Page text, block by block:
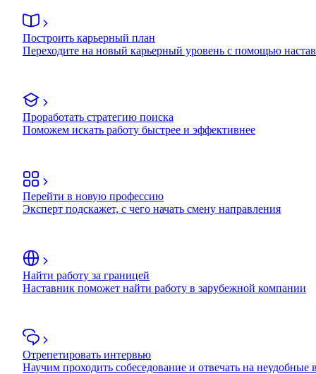
Построить карьерный план
Переходите на новый карьерный уровень с помощью
Проработать стратегию поиска
Поможем искать работу быстрее и эффективнее
Перейти в новую профессию
Эксперт подскажет, с чего начать смену направления
Найти работу за границей
Наставник поможет найти работу в зарубежной компании
Отрепетировать интервью
Научим проходить собеседование и отвечать на неудобные